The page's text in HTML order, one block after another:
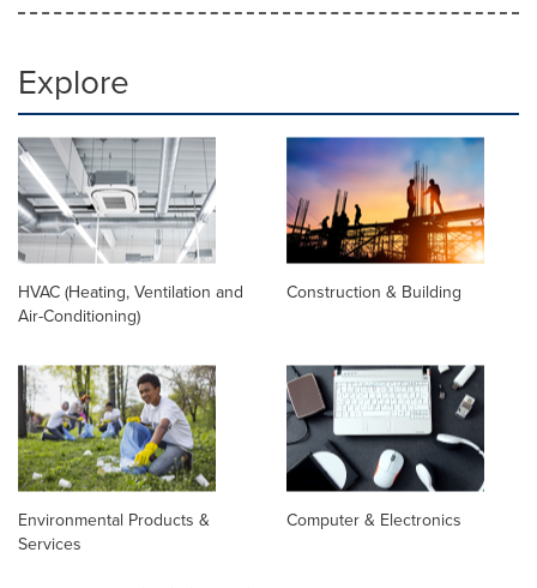
Explore
HVAC (Heating, Ventilation and
Air-Conditioning)
Construction & Building
Environmental Products &
Services
Computer & Electronics